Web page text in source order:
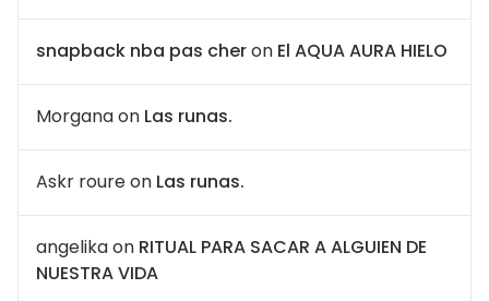
snapback nba pas cheron El AQUA AURA HIELO
Morganaon Las runas.
Askr roureon Las runas.
angelikaon RITUAL PARA SACAR A ALGUIEN DE
NUESTRA VIDA